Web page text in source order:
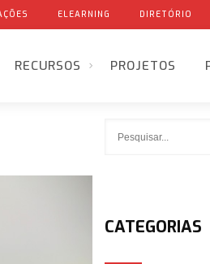
ELEARNING DIRETÓRIO
RECURSOS PROJETOS
CATEGORIAS